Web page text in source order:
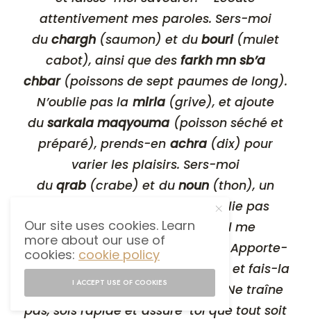
attentivement mes paroles. Sers-moi
duchargh (saumon) et du bouri(mulet
cabot), ainsi que desfarkh mn sb’a
chbar(poissons de sept paumes de long).
N’oublie pas la mirla(grive), et ajoute
dusarkala maqyouma (poisson séché et
préparé), prends-en achra(dix) pour
varier les plaisirs. Sers-moi
duqrab (crabe) et du noun(thon), un
festin digne des marins. N’oublie pas
lemahrar(poisson épicé), il me
réchauffera si le froid me gagne. Apporte-
moi dusardil inqla(sardine frite) et fais-la
griller sur des braises ardentes. Ne traîne
pas, sois rapide et assure-toi que tout soit
Our site uses cookies. Learn
more about our use of
cookies: cookie policy
I ACCEPT USE OF COOKIES